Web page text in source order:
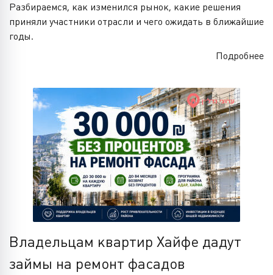
Разбираемся, как изменился рынок, какие решения
приняли участники отрасли и чего ожидать в ближайшие
годы.
Подробнее
Владельцам квартир Хайфе дадут
займы на ремонт фасадов